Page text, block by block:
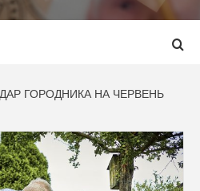
ГОРОДНИКА НА ЧЕРВЕНЬ